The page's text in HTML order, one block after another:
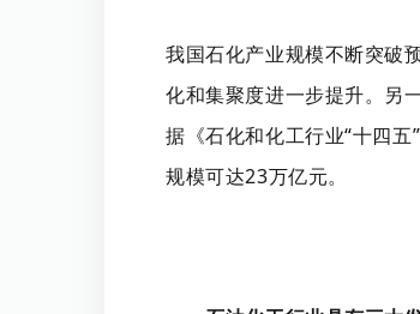
我国石化产业规模不断突破
化和集聚度进一步提升。另
据《石化和化工行业“十四
规模可达23万亿元。